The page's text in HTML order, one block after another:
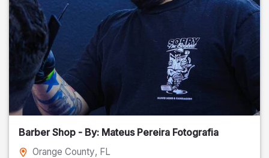
Barber Shop - By: Mateus Pereira Fotografia
Orange County, FL